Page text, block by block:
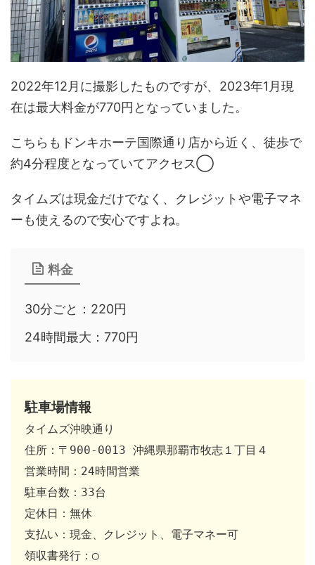
2022年12月に撮影したものですが、2023年1月現
在は最大料金が770円となっていました。
こちらもドンキホーテ国際通り店から近く、徒歩で
約4分程度となっていてアクセス◯
タイムズは現金だけでなく、クレジットや電子マネ
ーも使えるので安心ですよね。
料金
30分ごと：220円
24時間最大：770円
駐車場情報
タイムズ沖映通り
住所：〒900-0013 沖縄県那覇市牧志１丁目４
営業時間：24時間営業
駐車台数：33台
定休日：無休
支払い：現金、クレジット、電子マネー可
領収書発行：◯